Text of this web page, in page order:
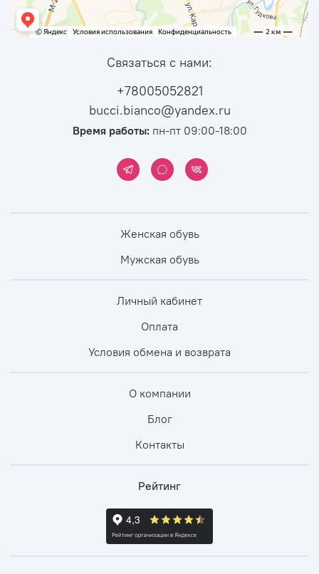
Связаться с нами:
+78005052821
bucci.bianco@yandex.ru
Время работы:пн-пт 09:00-18:00
Женская обувь
Мужская обувь
Личный кабинет
Оплата
Условия обмена и возврата
О компании
Блог
Контакты
Рейтинг